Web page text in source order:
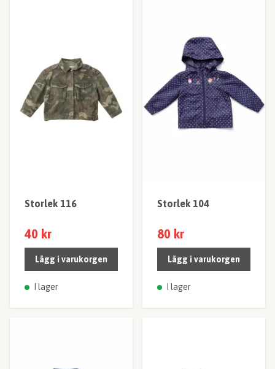
Storlek 116
40 kr
Lägg i varukorgen
I lager
Storlek 104
80 kr
Lägg i varukorgen
I lager